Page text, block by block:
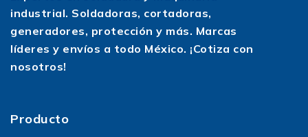
industrial. Soldadoras, cortadoras,
generadores, protección y más. Marcas
líderes y envíos a todo México. ¡Cotiza con
nosotros!
Producto